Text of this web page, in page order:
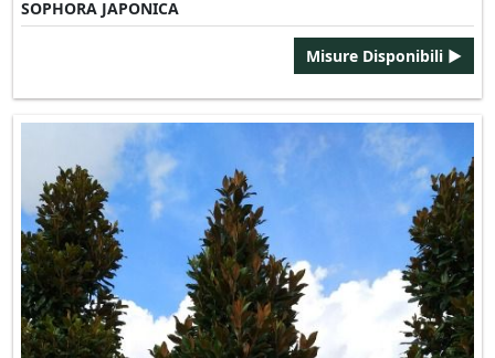
SOPHORA JAPONICA
Misure Disponibili ►